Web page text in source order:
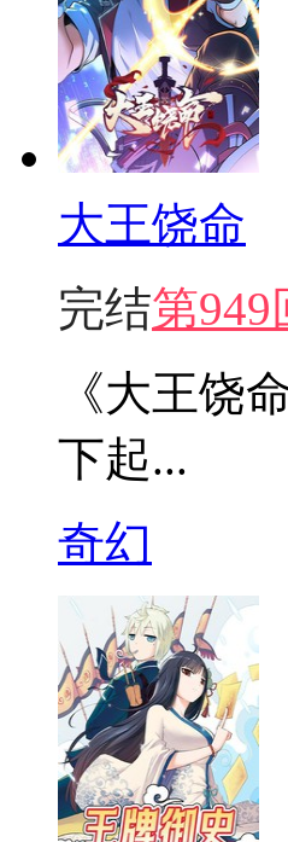
大王饶命
完结第949
《大王饶
下起...
奇幻